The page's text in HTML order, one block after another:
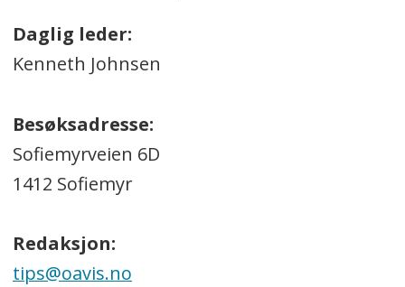
Daglig leder:
Kenneth Johnsen
Besøksadresse:
Sofiemyrveien 6D
1412 Sofiemyr
Redaksjon:
tips@oavis.no